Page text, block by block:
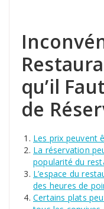
qu’il
de
Les prix peuvent
La réservation
popularité du
L’espace du
des heures de
Certains plats